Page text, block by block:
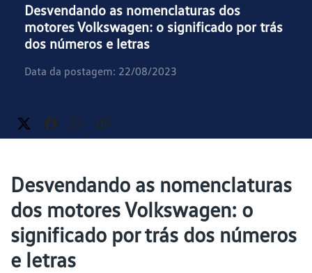
Desvendando as nomenclaturas dos
motores Volkswagen: o significado por trás
dos números e letras
Data da postagem: 22/08/2023
Desvendando as nomenclaturas
dos motores Volkswagen: o
significado por trás dos números
e letras